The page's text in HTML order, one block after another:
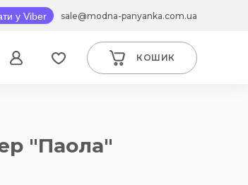
у Viber sale@modna-panyanka.com.ua
КОШИК
"Паола"